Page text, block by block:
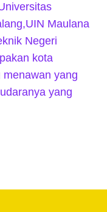
Maulana
Negeri
kota
yang
yang